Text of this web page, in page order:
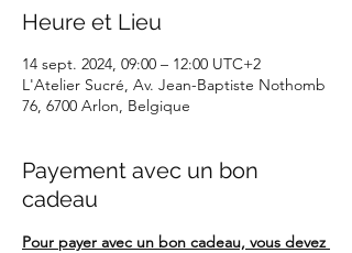
Heure et Lieu
14 sept. 2024, 09:00 – 12:00 UTC+2
L'Atelier Sucré, Av. Jean-Baptiste Nothomb
76, 6700 Arlon, Belgique
Payement avec un bon
cadeau
Pour payer avec un bon cadeau, vous devez